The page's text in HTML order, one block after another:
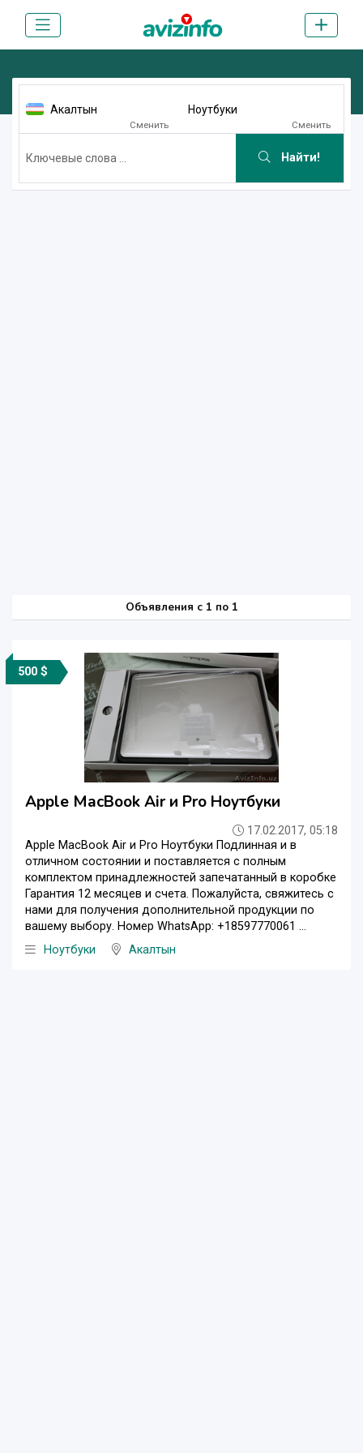
Акалтын
Сменить
Ноутбуки
Сменить
Найти!
Объявления c 1 по 1
500 $
Apple MacBook Air и Pro Ноутбуки
17.02.2017, 05:18
Apple MacBook Air и Pro Ноутбуки Подлинная и в
отличном состоянии и поставляется с полным
комплектом принадлежностей запечатанный в коробке
Гарантия 12 месяцев и счета. Пожалуйста, свяжитесь с
нами для получения дополнительной продукции по
вашему выбору. Номер WhatsApp: +18597770061 ...
Ноутбуки
Акалтын